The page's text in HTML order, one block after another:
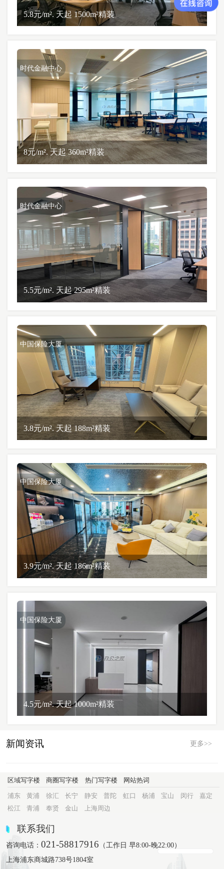
5.8元/m². 天起 1500m²精装
时代金融中心
8元/m². 天起 360m²精装
时代金融中心
5.5元/m². 天起 295m²精装
中国保险大厦
3.8元/m². 天起 188m²精装
中国保险大厦
3.9元/m². 天起 186m²精装
中国保险大厦
4.5元/m². 天起 1000m²精装
新闻资讯 更多>>
区域写字楼 商圈写字楼 热门写字楼 网站热词
浦东 黄浦 徐汇 长宁 静安 普陀 虹口 杨浦 宝山 闵行
嘉定
松江
青浦 奉贤 金山 上海周边
联系我们
咨询电话：021-58817916 （工作日 早8:00-晚22:00）
上海浦东商城路738号1804室